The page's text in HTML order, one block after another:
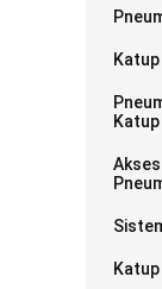
Katup